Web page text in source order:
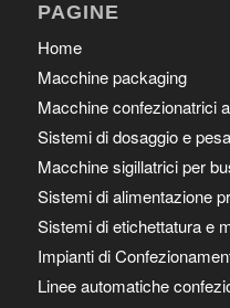
PAGINE
Home
Macchine packaging
Macchine confezionatrici
Sistemi di dosaggio e
Macchine sigillatrici per
Sistemi di alimentazione
Sistemi di etichettatura e
Impianti di
Linee automatiche